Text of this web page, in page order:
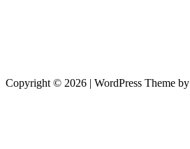
Copyright © 2026 | WordPress Theme by